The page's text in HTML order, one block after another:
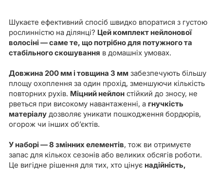
Шукаєте ефективний спосіб швидко впоратися з густою
рослинністю на ділянці? Цей комплект нейлонової
волосіні — саме те, що потрібно для потужного та
стабільного скошування в домашніх умовах.
Довжина 200 мм і товщина 3 ммзабезпечують більшу
площу охоплення за один прохід, зменшуючи кількість
повторних рухів. Міцний нейлонстійкий до зносу, не
рветься при високому навантаженні, а гнучкість
матеріалудозволяє уникати пошкодження бордюрів,
огорож чи інших об’єктів.
У наборі — 8 змінних елементів, тож ви отримуєте
запас для кількох сезонів або великих обсягів роботи.
Це вигідне рішення для тих, хто цінує надійність,